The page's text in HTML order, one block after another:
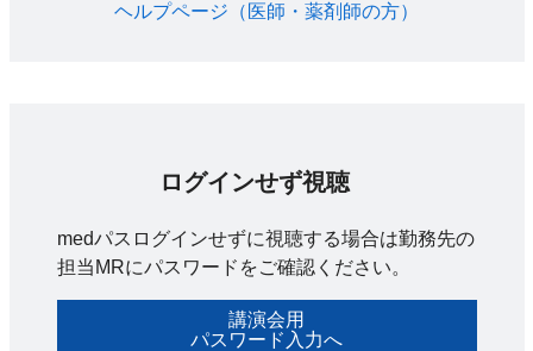
ヘルプページ（医師・薬剤師の方）​
ログインせず視聴
medパスログインせずに視聴する場合は勤務先の
担当MRにパスワードをご確認ください。
講演会用
パスワード入力へ